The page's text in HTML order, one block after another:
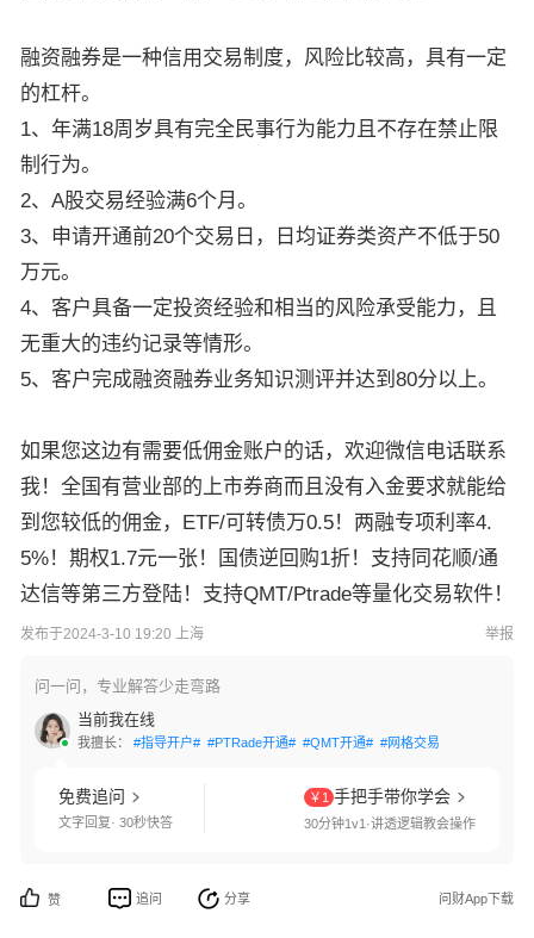
融资融券是一种信用交易制度，风险比较高，具有一定
的杠杆。
1、年满18周岁具有完全民事行为能力且不存在禁止限
制行为。
2、A股交易经验满6个月。
3、申请开通前20个交易日，日均证券类资产不低于50
万元。
4、客户具备一定投资经验和相当的风险承受能力，且
无重大的违约记录等情形。
5、客户完成融资融券业务知识测评并达到80分以上。
如果您这边有需要低佣金账户的话，欢迎微信电话联系
我！全国有营业部的上市券商而且没有入金要求就能给
到您较低的佣金，ETF/可转债万0.5！两融专项利率4.
5%！期权1.7元一张！国债逆回购1折！支持同花顺/通
达信等第三方登陆！支持QMT/Ptrade等量化交易软件！
发布于2024-3-10 19:20 上海 举报
问一问，专业解答少走弯路
当前我在线
我擅长： #指导开户# #PTRade开通# #QMT开通# #网格交易#
免费追问
文字回复· 30秒快答
￥1 手把手带你学会
30分钟1v1·讲透逻辑教会操作
赞 追问 分享 问财App下载